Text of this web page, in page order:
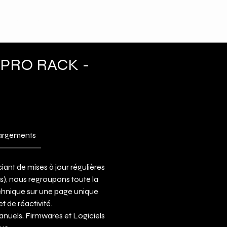
RACK -
de mises à jour régulières
nous regroupons toute la
sur une page unique
de réactivité.
Firmwares et Logiciels